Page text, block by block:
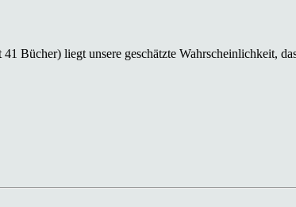
Bücher) liegt unsere geschätzte Wahrscheinlichkeit,